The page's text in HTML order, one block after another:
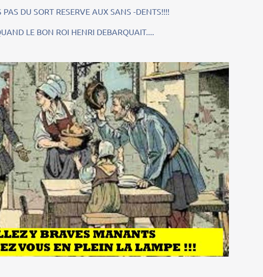
SORT RESERVE AUX SANS -DENTS!!!!
HENRI DEBARQUAIT....